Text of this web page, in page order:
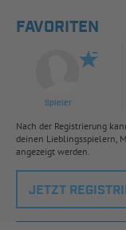
FAVORITEN
Spieler
Nach der Registrierung
deinen Lieblingsspielern,
angezeigt werden.
JETZT